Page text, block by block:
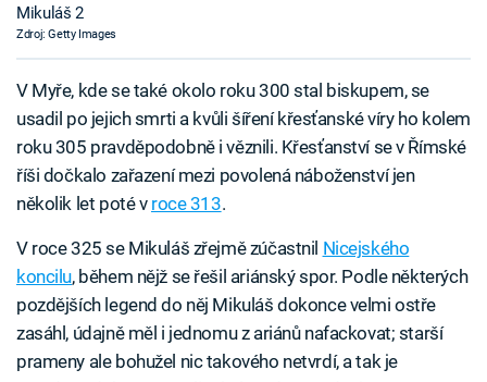
Mikuláš 2
Zdroj: Getty Images
V Myře, kde se také okolo roku 300 stal biskupem, se
usadil po jejich smrti a kvůli šíření křesťanské víry ho kolem
roku 305 pravděpodobně i věznili. Křesťanství se v Římské
říši dočkalo zařazení mezi povolená náboženství jen
několik let poté v roce 313.
V roce 325 se Mikuláš zřejmě zúčastnil Nicejského
koncilu, během nějž se řešil ariánský spor. Podle některých
pozdějších legend do něj Mikuláš dokonce velmi ostře
zasáhl, údajně měl i jednomu z ariánů nafackovat; starší
prameny ale bohužel nic takového netvrdí, a tak je